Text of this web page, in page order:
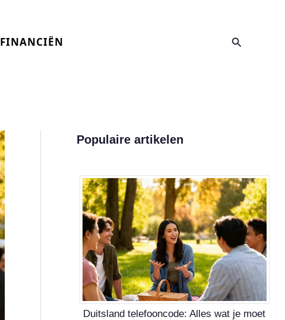
FINANCIËN Zoeken
Populaire artikelen
Duitsland telefooncode: Alles wat je moet